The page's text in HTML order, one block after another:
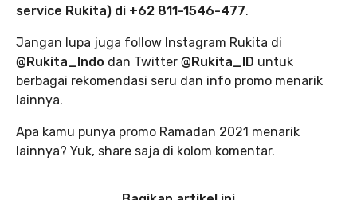
service Rukita) di +62 811-1546-477.
Jangan lupa juga follow Instagram Rukita di
@Rukita_Indo dan Twitter @Rukita_ID untuk
berbagai rekomendasi seru dan info promo menarik
lainnya.
Apa kamu punya promo Ramadan 2021 menarik
lainnya? Yuk, share saja di kolom komentar.